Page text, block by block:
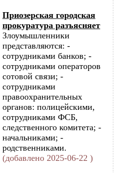
Приозерская городская
прокуратура разъясняет
Злоумышленники
представляются: -
сотрудниками банков; -
сотрудниками операторов
сотовой связи; -
сотрудниками
правоохранительных
органов: полицейскими,
сотрудниками ФСБ,
следственного комитета; -
начальниками; -
родственниками.
(добавлено 2025-06-22 )